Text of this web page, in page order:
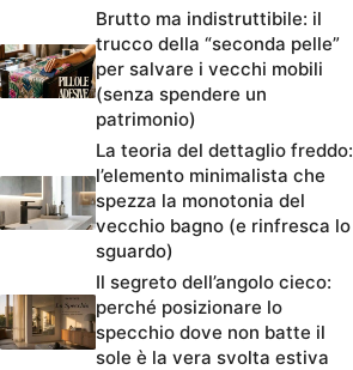
Brutto ma indistruttibile: il
trucco della “seconda pelle”
per salvare i vecchi mobili
(senza spendere un
patrimonio)
La teoria del dettaglio freddo:
l’elemento minimalista che
spezza la monotonia del
vecchio bagno (e rinfresca lo
sguardo)
Il segreto dell’angolo cieco:
perché posizionare lo
specchio dove non batte il
sole è la vera svolta estiva